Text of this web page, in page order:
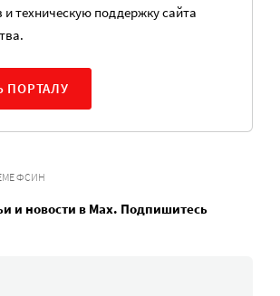
техническую поддержку сайта
ПОРТАЛУ
ФСИН
и новости в Max. Подпишитесь